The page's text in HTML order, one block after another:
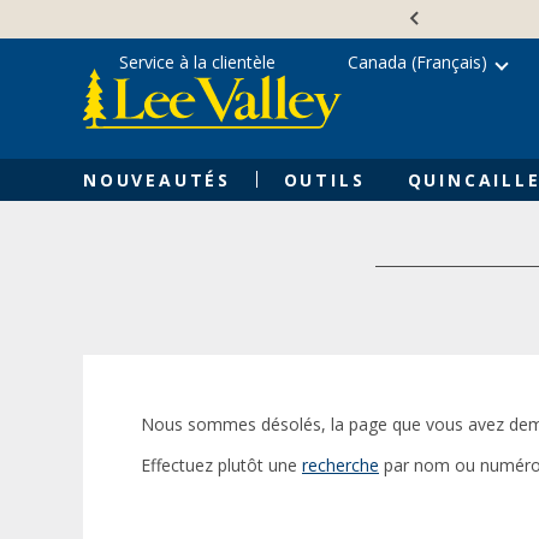
content
NOUVEAUTÉS OUTILS
Service à la clientèle Canada (Français)
Nous sommes désolés, la page que vous avez
Effectuez plutôt une recherche par nom ou